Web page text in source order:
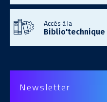
Accès à la
Biblio'technique
Newsletter